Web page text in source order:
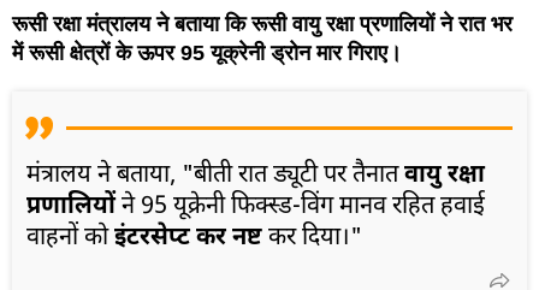
रूसी रक्षा मंत्रालय ने बताया कि रूसी वायु रक्षा प्रणालियों ने रात भर
में रूसी क्षेत्रों के ऊपर 95 यूक्रेनी ड्रोन मार गिराए।
मंत्रालय ने बताया, "बीती रात ड्यूटी पर तैनातवायु रक्षा
प्रणालियोंने 95 यूक्रेनी फिक्स्ड-विंग मानव रहित हवाई
वाहनों कोइंटरसेप्ट कर नष्टकर दिया।"